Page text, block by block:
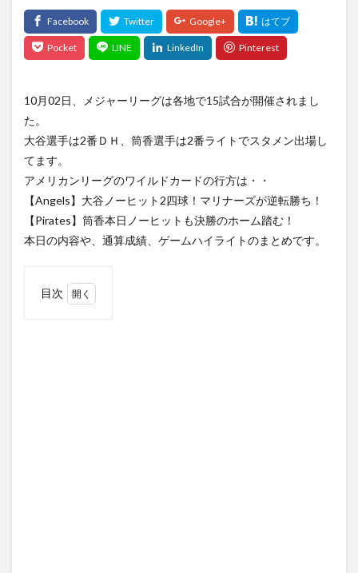
VPN接続
thebadpatch
the second at bat
shotime
STAR WARS anakin skywalker
sports
SPORTS 2021
SPORTS` 2021
Spotify
STAR WARS
stargirl Spec
Starsky & Hutch
Stream america
splashmountain
south of the south
Streaming
Siri ShouheiOhtani
SHURE
Silicon
siliconvalley
Simフリー
SIMフリースマートフォンの夢
Sincerity Is Scary
Sir Sly
Sir SlySONG
SMEレコーズ Cö shu Nie
Social Cues
10月02日、メジャーリーグは各地で15試合が開催されまし
た。
大谷選手は2番ＤＨ、筒香選手は2番ライトでスタメン出場し
てます。
アメリカンリーグのワイルドカードの行方は・・
【Angels】大谷ノーヒット2四球！マリナーズが逆転勝ち！
【Pirates】筒香本日ノーヒットも決勝のホーム踏む！
本日の内容や、通算成績、ゲームハイライトのまとめです。
目次